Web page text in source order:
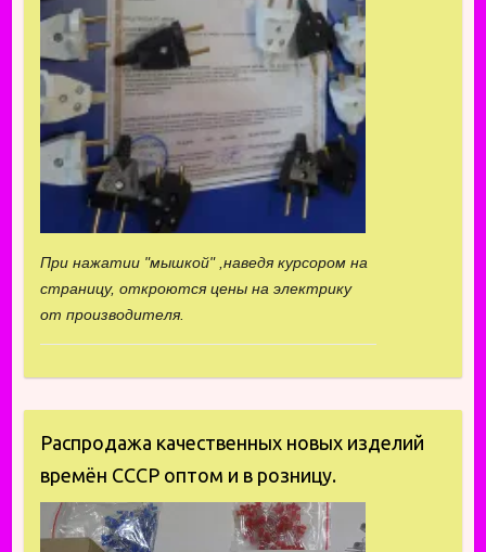
При нажатии "мышкой" ,наведя курсором на
страницу, откроются цены на электрику
от производителя.
Распродажа качественных новых изделий
времён СССР оптом и в розницу.